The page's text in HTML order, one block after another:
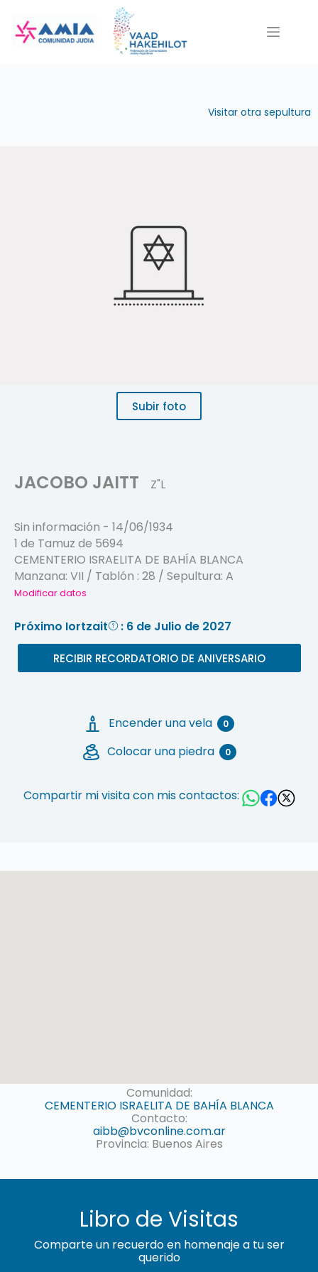
contenido
Visitar otra sepultura
Subir foto
JACOBO JAITT Z"L
Sin información - 14/06/1934
1 de Tamuz de 5694
CEMENTERIO ISRAELITA DE BAHÍA BLANCA
Manzana: VII / Tablón : 28 / Sepultura: A
Modificar datos
Próximo Iortzait : 6 de Julio de 2027
RECIBIR RECORDATORIO DE ANIVERSARIO
Encender una vela 0
Colocar una piedra 0
Compartir mi visita con mis contactos:
Comunidad:
CEMENTERIO ISRAELITA DE BAHÍA BLANCA
Contacto:
aibb@bvconline.com.ar
Provincia: Buenos Aires
Libro de Visitas
Comparte un recuerdo en homenaje a tu ser
querido